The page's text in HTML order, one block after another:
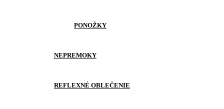
PONOŽKY
NEPREMOKY
REFLEXNÉ OBLEČENIE